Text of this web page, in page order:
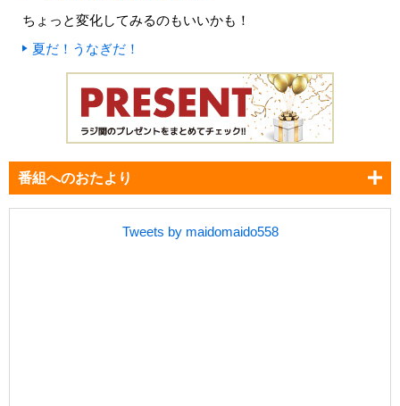
ちょっと変化してみるのもいいかも！
夏だ！うなぎだ！
番組へのおたより
Tweets by maidomaido558